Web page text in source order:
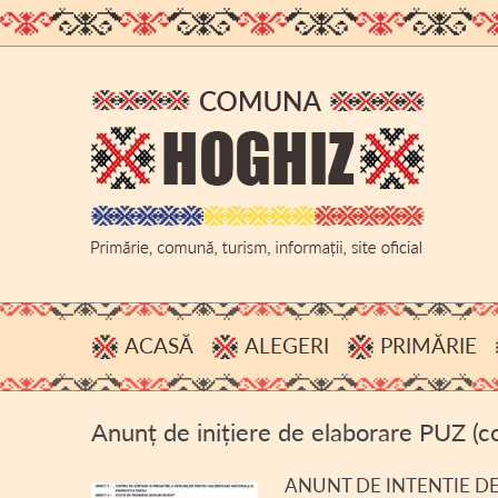
ACASĂ ALEGERI
PROCESE VERBALE,
HOTĂRÂRI B.E.C.
PRIMĂRIE
BUGET
Anunț de inițiere de elaborare PUZ
ANUNT DE INTENTIE